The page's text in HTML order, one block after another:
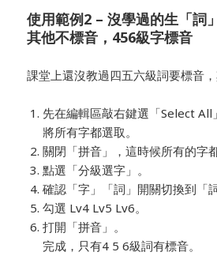
使用範例2 – 沒學過的生「詞
其他不標音，456級字標音
課堂上還沒教過四五六級詞要標音
先在編輯區敲右鍵選「Select All
將所有字都選取。
關閉「拼音」，這時候所有的字
點選「分級選字」。
確認「字」「詞」開關切換到「詞
勾選 Lv4 Lv5 Lv6。
打開「拼音」。
完成，只有4 5 6級詞有標音。